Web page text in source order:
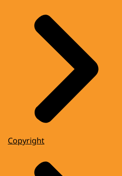
Copyright